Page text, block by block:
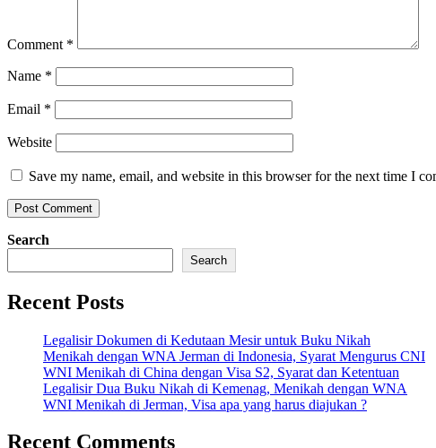
Comment *
Name *
Email *
Website
Save my name, email, and website in this browser for the next time I
Search
Search
Recent Posts
Legalisir Dokumen di Kedutaan Mesir untuk Buku Nikah
Menikah dengan WNA Jerman di Indonesia, Syarat Mengurus CNI
WNI Menikah di China dengan Visa S2, Syarat dan Ketentuan
Legalisir Dua Buku Nikah di Kemenag, Menikah dengan WNA
WNI Menikah di Jerman, Visa apa yang harus diajukan ?
Recent Comments